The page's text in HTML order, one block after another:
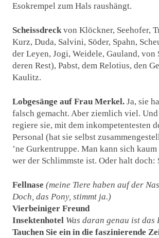
Esokrempel zum Hals raushängt.
Scheissdreckvon Klöckner, Seehofer,
Kurz, Duda, Salvini, Söder, Spahn,
der Leyen, Jogi, Weidele, Gauland, von
deren Rest), Pabst, dem Relotius, den
Kaulitz.
Lobgesänge auf Frau Merkel. Ja, sie
falsch gemacht. Aber ziemlich viel. Und
regiere sie, mit dem inkompetentesten
Personal (hat sie selbst
’ne Gurkentruppe. Man kann sich kaum
wer der Schlimmste ist. Oder halt doch:
Fellnase (meine Tiere haben auf der
Doch, das Pony, stimmt ja.)
Vierbeiniger Freund
Insektenhotel Was daran genau ist das
Tauchen Sie ein in die faszinierende